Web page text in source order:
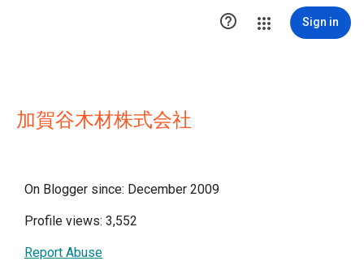
 Sign in
加賀谷木材株式会社
On Blogger since: December 2009
Profile views: 3,552
Report Abuse